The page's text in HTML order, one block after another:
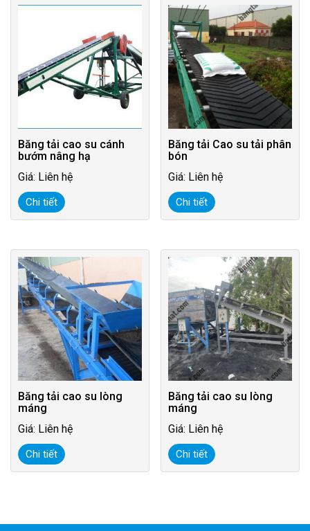
Băng tải cao su cánh
bướm nâng hạ
Giá: Liên hệ
Chi tiết
Băng tải Cao su tải phân
bón
Giá: Liên hệ
Chi tiết
Băng tải cao su lòng
máng
Giá: Liên hệ
Chi tiết
Băng tải cao su lòng
máng
Giá: Liên hệ
Chi tiết